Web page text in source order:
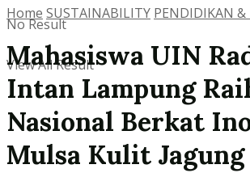
No Result
View All Result
Home SUSTAINABILITY PENDIDIKAN &
Mahasiswa UIN
Intan Lampung
Nasional Berkat
Mulsa Kulit Jagung